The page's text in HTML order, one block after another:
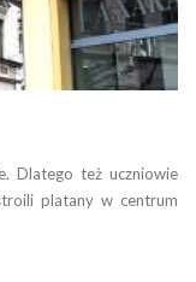
Dlatego też uczniowie
platany w centrum